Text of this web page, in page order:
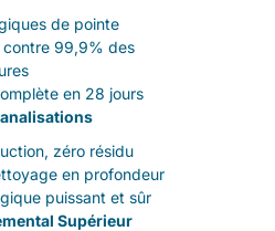
de pointe
contre 99,9% des
en 28 jours
zéro résidu
en profondeur
puissant et sûr
Supérieur